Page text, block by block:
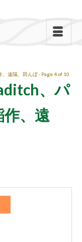
、パ
、遠
、遠隔、田んぼ- Page 4 of 10